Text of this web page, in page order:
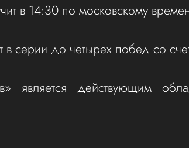
в 14:30 по московскому
серии до четырех побед со
является действующим